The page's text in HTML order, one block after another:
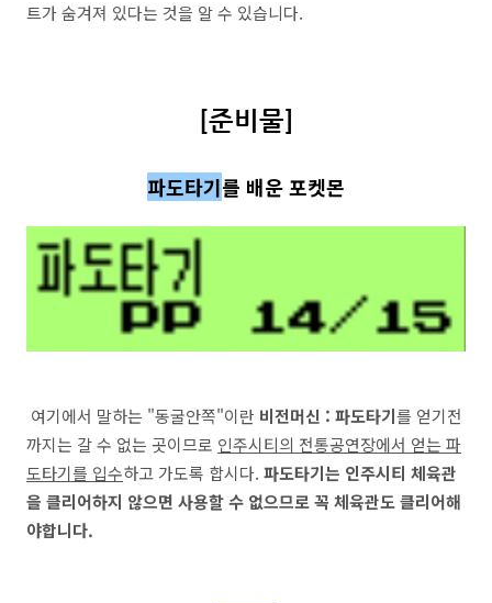
트가 숨겨져 있다는 것을 알 수 있습니다.
[준비물]
파도타기를 배운 포켓몬
여기에서 말하는 "동굴안쪽"이란 비전머신 : 파도타기를 얻기전
까지는 갈 수 없는 곳이므로 인주시티의 전통공연장에서 얻는 파
도타기를 입수하고 가도록 합시다. 파도타기는 인주시티 체육관
을 클리어하지 않으면 사용할 수 없으므로 꼭 체육관도 클리어해
야합니다.